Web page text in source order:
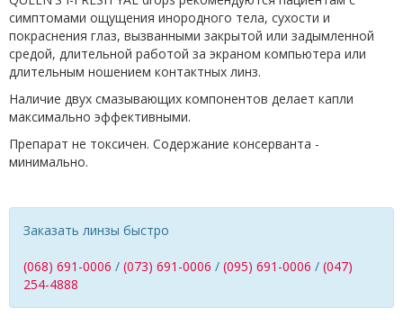
симптомами ощущения инородного тела, сухости и
покраснения глаз, вызванными закрытой или задымленной
средой, длительной работой за экраном компьютера или
длительным ношением контактных линз.
Наличие двух смазывающих компонентов делает капли
максимально эффективными.
Препарат не токсичен. Содержание консерванта -
минимально.
Заказать линзы быстро
(068) 691-0006 / (073) 691-0006 / (095) 691-0006 / (047)
254-4888